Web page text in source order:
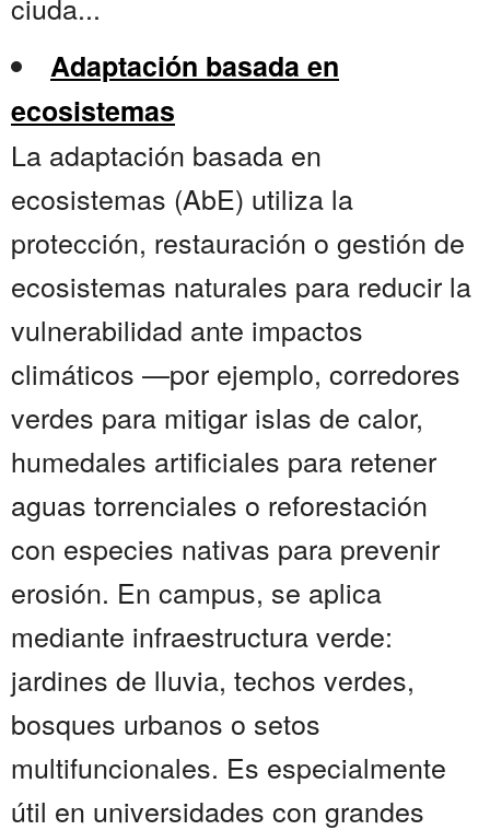
Adaptación basada en
ecosistemas
La adaptación basada en
ecosistemas (AbE) utiliza la
protección, restauración o gestión de
ecosistemas naturales para reducir la
vulnerabilidad ante impactos
climáticos —por ejemplo, corredores
verdes para mitigar islas de calor,
humedales artificiales para retener
aguas torrenciales o reforestación
con especies nativas para prevenir
erosión. En campus, se aplica
mediante infraestructura verde:
jardines de lluvia, techos verdes,
bosques urbanos o setos
multifuncionales. Es especialmente
útil en universidades con grandes